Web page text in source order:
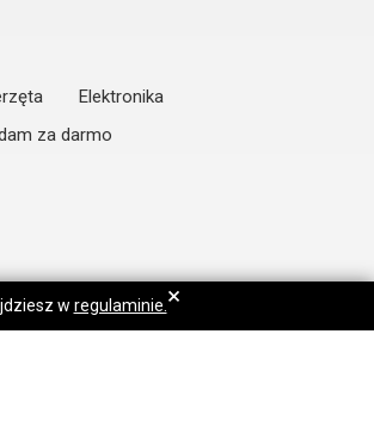
Elektronika
za darmo
w regulaminie. ×